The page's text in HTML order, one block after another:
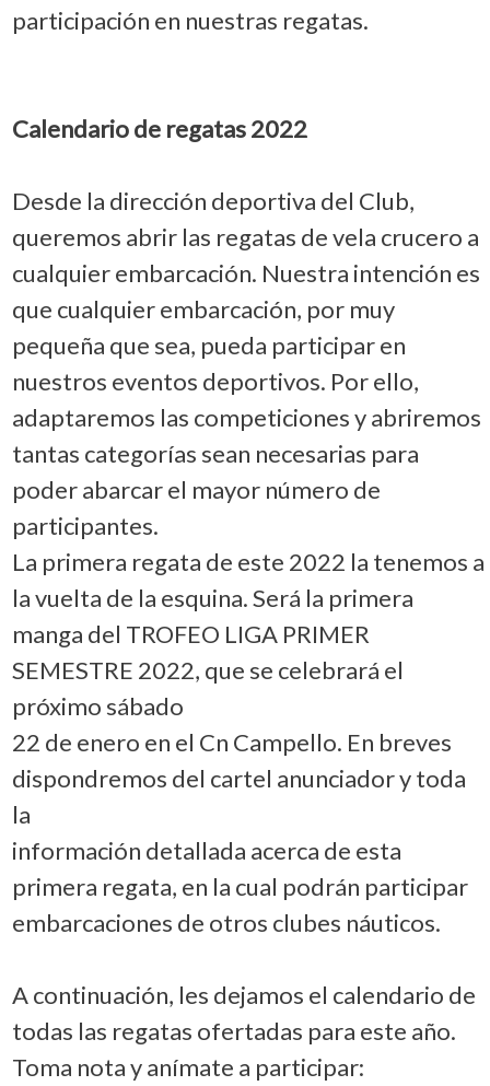
participación en nuestras regatas.
Calendario de regatas 2022
Desde la dirección deportiva del Club,
queremos abrir las regatas de vela crucero a
cualquier embarcación. Nuestra intención es
que cualquier embarcación, por muy
pequeña que sea, pueda participar en
nuestros eventos deportivos. Por ello,
adaptaremos las competiciones y abriremos
tantas categorías sean necesarias para
poder abarcar el mayor número de
participantes.
La primera regata de este 2022 la tenemos a
la vuelta de la esquina. Será la primera
manga del TROFEO LIGA PRIMER
SEMESTRE 2022, que se celebrará el
próximo sábado
22 de enero en el Cn Campello. En breves
dispondremos del cartel anunciador y toda
la
información detallada acerca de esta
primera regata, en la cual podrán participar
embarcaciones de otros clubes náuticos.
A continuación, les dejamos el calendario de
todas las regatas ofertadas para este año.
Toma nota y anímate a participar: